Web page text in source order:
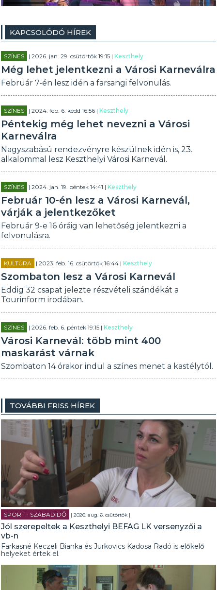
KAPCSOLÓDÓ HÍREK
SZÍNES | 2026. jan. 29. csütörtök 19:15 |Keszthely
Még lehet jelentkezni a Városi Karneválra
Február 7-én lesz idén a farsangi felvonulás.
SZÍNES | 2024. feb. 6. kedd 16:56 |Keszthely
Péntekig még lehet nevezni a Városi
Karneválra
Nagyszabású rendezvényre készülnek idén is, 23.
alkalommal lesz Keszthelyi Városi Karnevál.
SZÍNES | 2024. jan. 19. péntek 14:41 |Keszthely
Február 10-én lesz a Városi Karnevál,
várják a jelentkezőket
Február 9-e 16 óráig van lehetőség jelentkezni a
felvonulásra.
KULTÚRA | 2023. feb. 16. csütörtök 16:44 |Keszthely
Szombaton lesz a Városi Karnevál
Eddig 32 csapat jelezte részvételi szándékát a
Tourinform irodában.
SZÍNES | 2026. feb. 6. péntek 19:15 |Keszthely
Városi Karnevál: több mint 400
maskarást várnak
Szombaton 14 órakor indul a színes menet a kastélytól.
TOVÁBBI FRISS HÍREK
SPORT - SZABADIDŐ | 2026. aug. 6. csütörtök |
Jól szerepeltek a Keszthelyi BEFAG LK versenyzői a
vb-n
Farkasné Keczeli Bianka és Jurkovics Kadosa Radó is előkelő
helyeket értek el.